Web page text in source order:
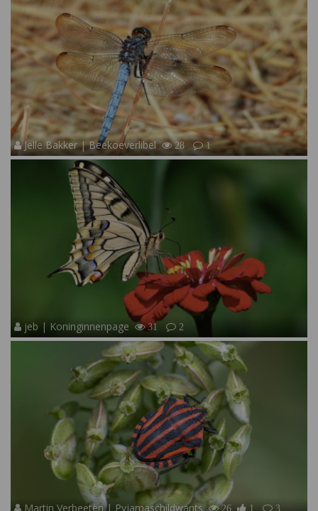
Jelle Bakker | Beekoeverlibel 28 1
jeb | Koninginnenpage 31 2
Martin Verbeeten | Pyjamaschildwants 26 1 3